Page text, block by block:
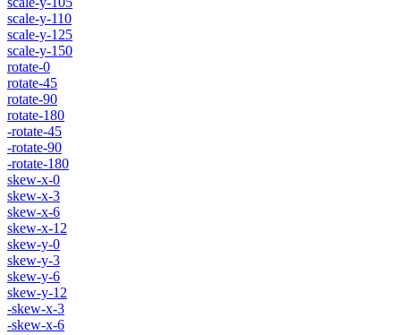
scale-y-110
scale-y-125
scale-y-150
rotate-0
rotate-45
rotate-90
rotate-180
-rotate-45
-rotate-90
-rotate-180
skew-x-0
skew-x-3
skew-x-6
skew-x-12
skew-y-0
skew-y-3
skew-y-6
skew-y-12
-skew-x-3
-skew-x-6